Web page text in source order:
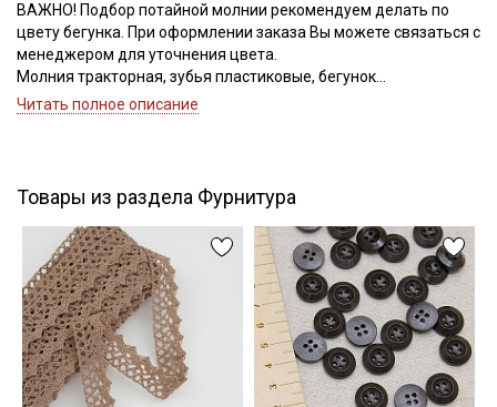
ВАЖНО! Подбор потайной молнии рекомендуем делать по
цвету бегунка. При оформлении заказа Вы можете связаться с
менеджером для уточнения цвета.
Молния тракторная, зубья пластиковые, бегунок
металлический, номер соответствует ширине зубьев.
Читать полное описание
Товары из раздела Фурнитура
Подписаться
Ознакомлен(а) с Политикой обработки персональных
данныхи даюСогласие на обработку персональных